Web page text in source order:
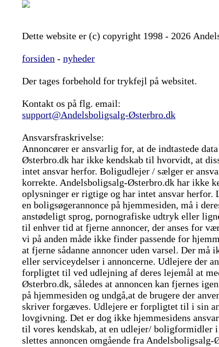
Dette website er (c) copyright 1998 - 2026
forsiden - nyheder
Der tages forbehold for trykfejl på websitet.
Kontakt os på flg. email:
support@Andelsboligsalg-Østerbro.dk
Ansvarsfraskrivelse:
Annoncører er ansvarlig for, at de indtastede
Østerbro.dk har ikke kendskab til hvorvidt, at
intet ansvar herfor. Boligudlejer / sælger er
korrekte. Andelsboligsalg-Østerbro.dk har ikke
oplysninger er rigtige og har intet ansvar herfor.
en boligsøgerannonce på hjemmesiden, må i
anstødeligt sprog, pornografiske udtryk eller
til enhver tid at fjerne annoncer, der anses for
vi på anden måde ikke finder passende for
at fjerne sådanne annoncer uden varsel. Der må
eller serviceydelser i annoncerne. Udlejere der
forpligtet til ved udlejning af deres lejemål at
Østerbro.dk, således at annoncen kan fjernes
på hjemmesiden og undgå,at de brugere der
skriver forgæves. Udlejere er forpligtet til i sin
lovgivning. Det er dog ikke hjemmesidens
til vores kendskab, at en udlejer/ boligformidler
slettes annoncen omgående fra